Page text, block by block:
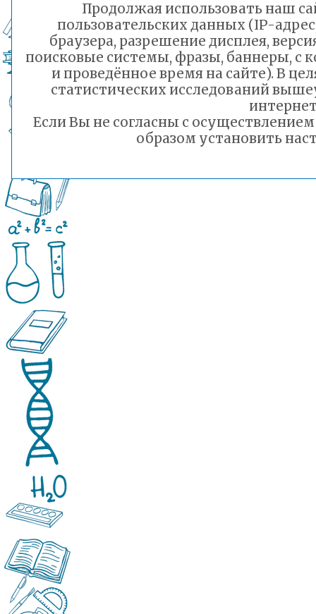
Продолжая использовать наш
пользовательских данных (IP-
браузера, разрешение дисплея,
поисковые системы, фразы, баннеры, с
и проведённое время на сайте). В
статистических исследований
Если Вы не согласны с
образом установить